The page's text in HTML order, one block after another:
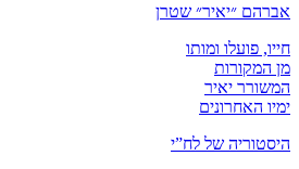
אברהם ״יאיר״ שטרן
חייו, פועלו ומותו
מן המקורות
המשורר יאיר
ימיו האחרונים
היסטוריה של לח”י